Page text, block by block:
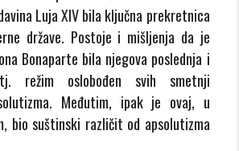
Luja XIV bila ključna prekretnica
države. Postoje i mišljenja da je
Bonaparte bila njegova poslednja i
režim oslobođen svih smetnji
Međutim, ipak je ovaj, u
bio suštinski različit od apsolutizma